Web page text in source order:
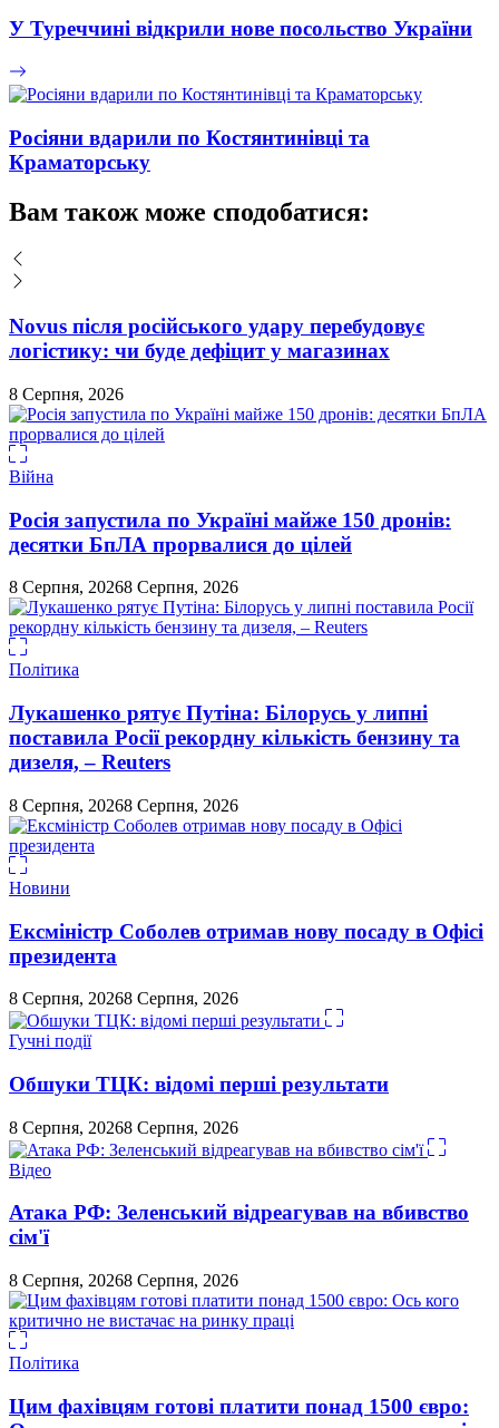
У Туреччині відкрили нове посольство України
Росіяни вдарили по Костянтинівці та
Краматорську
Вам також може сподобатися:
Novus після російського удару перебудовує
логістику: чи буде дефіцит у магазинах
8 Серпня, 2026
Війна
Росія запустила по Україні майже 150 дронів:
десятки БпЛА прорвалися до цілей
8 Серпня, 20268 Серпня, 2026
Політика
Лукашенко рятує Путіна: Білорусь у липні
поставила Росії рекордну кількість бензину та
дизеля, – Reuters
8 Серпня, 20268 Серпня, 2026
Новини
Ексміністр Соболев отримав нову посаду в Офісі
президента
8 Серпня, 20268 Серпня, 2026
Гучні події
Обшуки ТЦК: відомі перші результати
8 Серпня, 20268 Серпня, 2026
Відео
Атака РФ: Зеленський відреагував на вбивство
сім'ї
8 Серпня, 20268 Серпня, 2026
Політика
Цим фахівцям готові платити понад 1500 євро: